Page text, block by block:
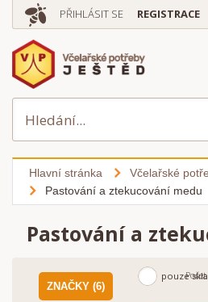
PŘIHLÁSIT SE REGISTRACE
Hlavní stránka Včelařské
Pastování a ztekucování medu
Pastování a
ZNAČKY (6)
pouze